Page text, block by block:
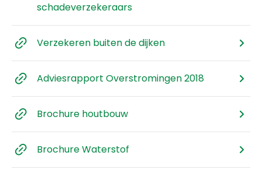
schadeverzekeraars
Verzekeren buiten de dijken
Adviesrapport Overstromingen 2018
Brochure houtbouw
Brochure Waterstof